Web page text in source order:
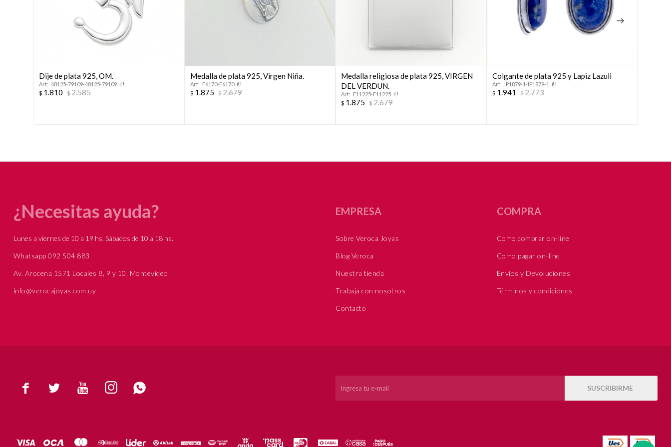
Dije de plata 925, OM.
48125-79109-48125-79109
$ 1.810 $2.585
Medalla de plata 925, Virgen Niña.
F6170-F6170
$ 1.875 $2.679
Medalla religiosa de plata 925, VIRGEN
DEL VERDUN.
F11225-F11225
$ 1.875 $2.679
Colgante de plata 925 y Lapiz Lazuli
IP1879-1-IP1879-1
$ 1.941 $2.773
     SUSCRIBIRME
¿Necesitas ayuda?
Lunes a viernes de 10 a 19 hs, Sábados de 10 a 18 hs.
Whatsapp 092 504 883
Av. Arocena 1571 Locales 8, 9 y 10, Montevideo
info@verocajoyas.com.uy
EMPRESA
Sobre Veroca Joyas
Blog Veroca
Nuestra tienda
Trabaja con nosotros
Contacto
COMPRA
Como comprar on-line
Como pagar on-line
Envíos y Devoluciones
Términos y condiciones